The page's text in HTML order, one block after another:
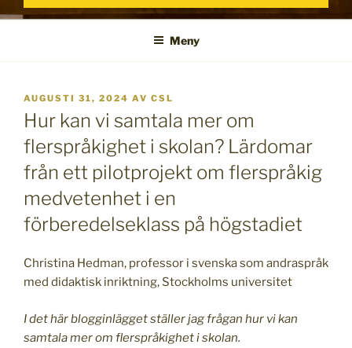
Meny
PUBLICERAT
AUGUSTI 31, 2024 AV CSL
Hur kan vi samtala mer om
flerspråkighet i skolan? Lärdomar
från ett pilotprojekt om flerspråkig
medvetenhet i en
förberedelseklass på högstadiet
Christina Hedman, professor i svenska som andraspråk
med didaktisk inriktning, Stockholms universitet
I det här blogginlägget ställer jag frågan hur vi kan
samtala mer om flerspråkighet i skolan.